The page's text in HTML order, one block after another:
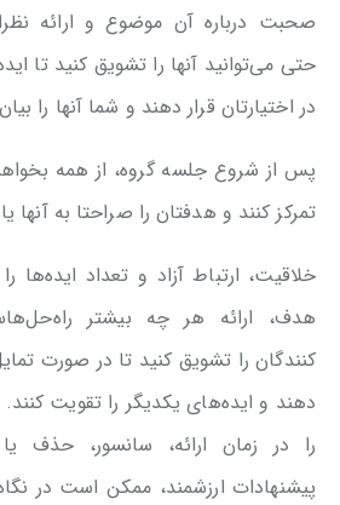
صحبت درباره آن موضوع و ارائه
حتی می‌توانید آنها را تشویق کنید تا
در اختیارتان قرار دهند و شما آنها را
پس از شروع جلسه گروه، از همه
تمرکز کنند و هدفتان را صراحتا به آنها
خلاقیت، ارتباط آزاد و تعداد ایده‌ها
هدف، ارائه هر چه بیشتر
کنندگان را تشویق کنید تا در صورت
دهند و ایده‌های یکدیگر را تقویت کنند.
را در زمان ارائه، سانسور، حذف
پیشنهادات ارزشمند، ممکن است در